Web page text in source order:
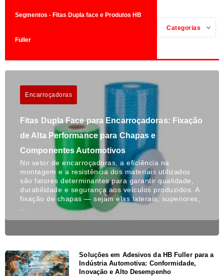
Segmentos - Fitas Dupla face e Produtos HB
Fuller
Categorias
Encarroçadoras
Fitas Dupla Face para Encarroçadoras: Fixação
de Alta Performance para Chapas e
Componentes Automotivos
No setor de encarroçadoras, a eficiência na
montagem e a resistência dos materiais utilizados
são fatores determinantes para garantir qualidade,
durabilidade e segurança aos veículos produzidos. A
fixação de chapas — sejam elas laterais, superiores,
Soluções em Adesivos da HB Fuller para a
Indústria Automotiva: Conformidade,
Inovação e Alto Desempenho